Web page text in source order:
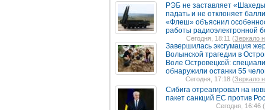
РЭБ не заставляет
падать и не отклоняет
«Флеш» объяснил
работы радиоэлектронной
Сегодня, 18:11 (Зеркало
Завершилась эксгумация
Волынской трагедии в
Воле Островецкой:
обнаружили останки 55
Сегодня, 17:18 (Зеркало
Сибига отреагировал на
пакет санкций ЕС против
Сегодня, 16:46 (